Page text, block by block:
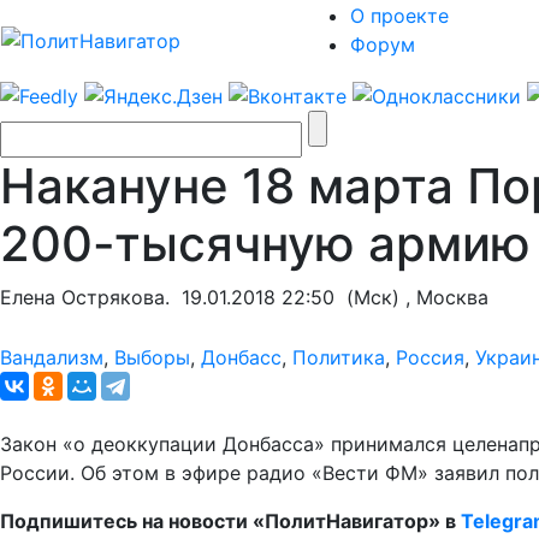
О проекте
Форум
Накануне 18 марта
200-тысячную армию
Елена Острякова. 19.01.2018 22:50 (Мск) , Москва
Вандализм, Выборы, Донбасс, Политика, Россия,
Закон «о деоккупации Донбасса» принимался
России. Об этом в эфире радио «Вести ФМ» заявил
Подпишитесь на новости «ПолитНавигатор» в